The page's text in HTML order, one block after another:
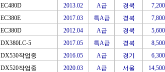
EC480D 2013.02 A급 경북
EC380E 2017.03 특A급 경북
EC380D 2012.04 A급 경북
DX380LC-5 2017.05 특A급 경북
DX530작업중 2016.05 A급 경기
DX520작업중 2020.03 A급 서울